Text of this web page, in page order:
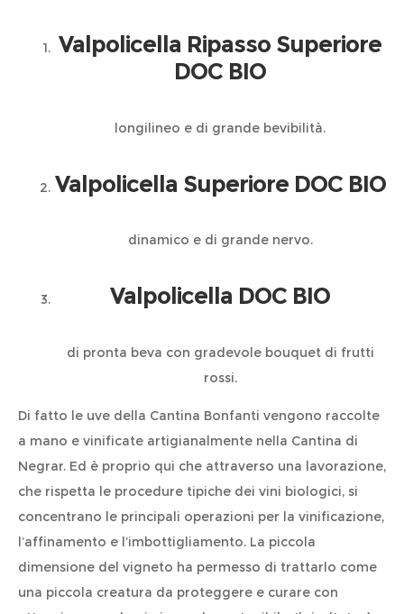
Valpolicella Ripasso Superiore
DOC BIO
longilineo e di grande bevibilità.
Valpolicella Superiore DOC BIO
dinamico e di grande nervo.
Valpolicella DOC BIO
di pronta beva con gradevole bouquet di frutti
rossi.
Di fatto le uve della Cantina Bonfanti vengono raccolte
a mano e vinificate artigianalmente nella Cantina di
Negrar. Ed è proprio qui che attraverso una lavorazione,
che rispetta le procedure tipiche dei vini biologici, si
concentrano le principali operazioni per la vinificazione,
l’affinamento e l’imbottigliamento. La piccola
dimensione del vigneto ha permesso di trattarlo come
una piccola creatura da proteggere e curare con